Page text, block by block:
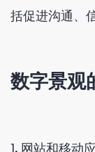
括促进沟通、
数字景观
1. 网站和移动